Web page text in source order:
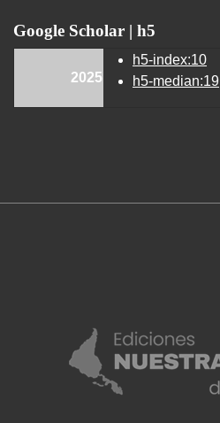
Google Scholar | h5
2025
h5-index:10
h5-median:19